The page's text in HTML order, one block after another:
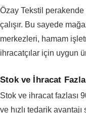
Özay Tekstil perakende
çalışır. Bu sayede
merkezleri, hamam
ihracatçılar için uygun
Stok ve İhracat
Stok ve ihracat fazlası
ve hızlı tedarik